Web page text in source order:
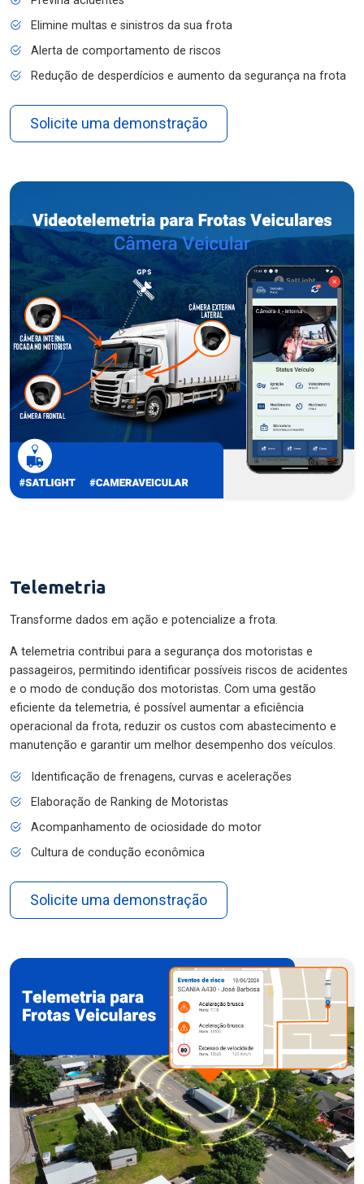
Elimine multas e sinistros da sua frota
Alerta de comportamento de riscos
Redução de desperdícios e aumento da segurança na frota
Solicite uma demonstração
Telemetria
Transforme dados em ação e potencialize a frota.
A telemetria contribui para a segurança dos motoristas e
passageiros, permitindo identificar possíveis riscos de acidentes
e o modo de condução dos motoristas. Com uma gestão
eficiente da telemetria, é possível aumentar a eficiência
operacional da frota, reduzir os custos com abastecimento e
manutenção e garantir um melhor desempenho dos veículos.
Identificação de frenagens, curvas e acelerações
Elaboração de Ranking de Motoristas
Acompanhamento de ociosidade do motor
Cultura de condução econômica
Solicite uma demonstração